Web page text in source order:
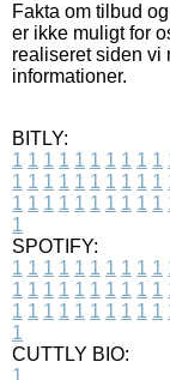
Fakta om tilbud
er ikke muligt for
realiseret siden vi
informationer.
BITLY:
1 1 1 1 1 1 1 1 1 1
1 1 1 1 1 1 1 1 1 1
1 1 1 1 1 1 1 1 1 1
1
SPOTIFY:
1 1 1 1 1 1 1 1 1 1
1 1 1 1 1 1 1 1 1 1
1 1 1 1 1 1 1 1 1 1
1
CUTTLY BIO:
1